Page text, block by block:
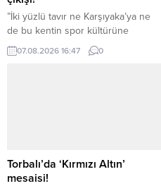
”İki yüzlü tavır ne Karşıyaka’ya ne
de bu kentin spor kültürüne
yakışmamaktadır” AK Parti
Karşıyaka İlçe Başkanı Selahattin
duranların bugün farklı bir söylemle
ortaya çıkması, Karşıyaka...
07.08.2026 16:47 0
Torbalı’da ‘Kırmızı Altın’
mesaisi!